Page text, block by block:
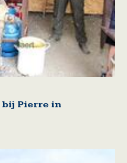
bij Pierre in